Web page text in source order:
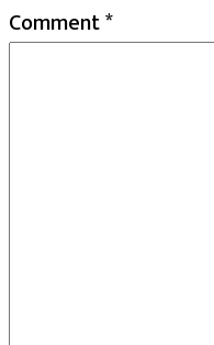
Comment*